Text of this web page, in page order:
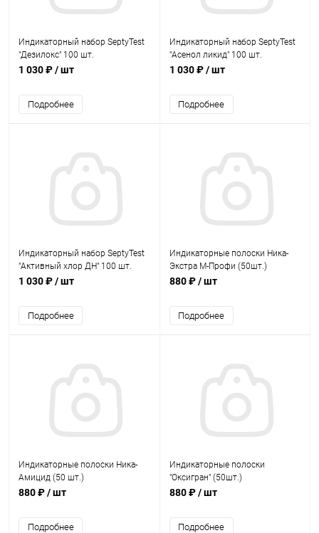
Индикаторный набор SeptyTest
"Дезилокс" 100 шт.
1 030 ₽/ шт
Подробнее
Индикаторный набор SeptyTest
"Асенол ликид" 100 шт.
1 030 ₽/ шт
Подробнее
Индикаторный набор SeptyTest
"Активный хлор ДН" 100 шт.
1 030 ₽/ шт
Подробнее
Индикаторные полоски Ника-
Экстра М-Профи (50шт.)
880 ₽/ шт
Подробнее
Индикаторные полоски Ника-
Амицид (50 шт.)
880 ₽/ шт
Подробнее
Индикаторные полоски
"Оксигран" (50шт.)
880 ₽/ шт
Подробнее